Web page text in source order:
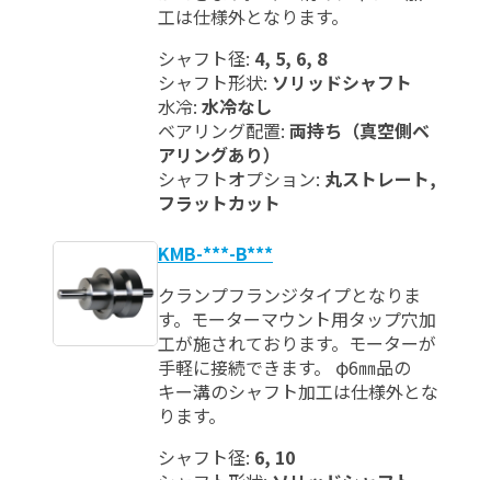
工は仕様外となります。
シャフト径: 4, 5, 6, 8
シャフト形状: ソリッドシャフト
水冷: 水冷なし
ベアリング配置: 両持ち（真空側ベ
アリングあり）
シャフトオプション: 丸ストレート,
フラットカット
KMB-***-B***
クランプフランジタイプとなりま
す。モーターマウント用タップ穴加
工が施されております。モーターが
手軽に接続できます。 φ6㎜品の
キー溝のシャフト加工は仕様外とな
ります。
シャフト径: 6, 10